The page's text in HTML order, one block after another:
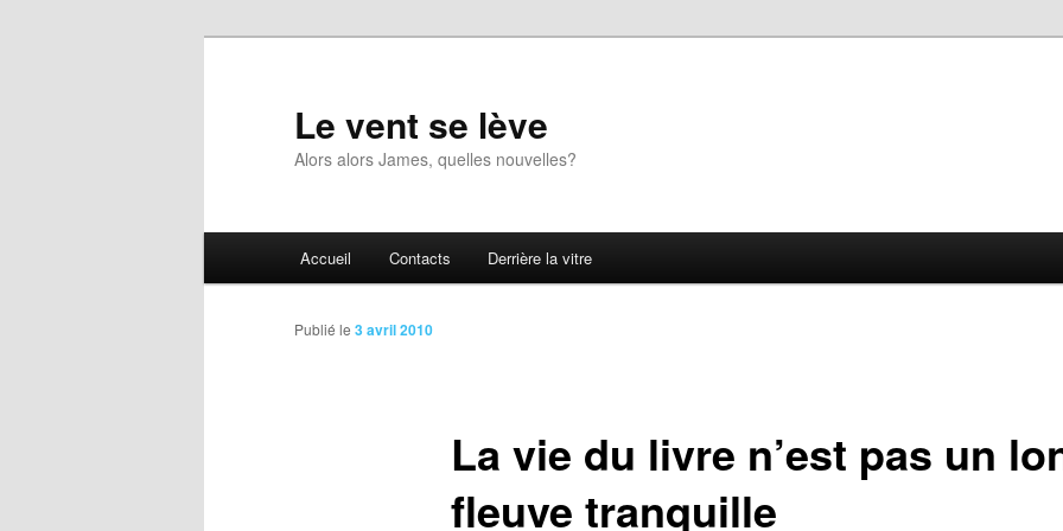
Le vent se lève
Alors alors James, quelles nouvelles?
Accueil Contacts Derrière la vitre
La vie du livre n’est pas un
fleuve tranquille
Publié le 3 avril 2010